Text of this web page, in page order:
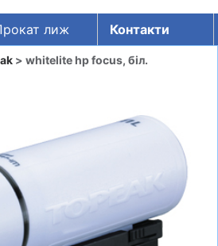
лиж
Контакти
> whitelite hp focus, біл.